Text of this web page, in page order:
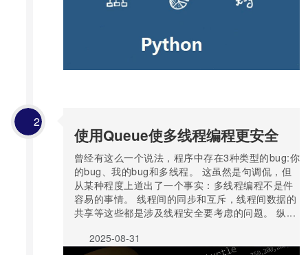
2
使用Queue使多线程编程更安全
曾经有这么一个说法，程序中存在3种类型的bug:你
的bug、我的bug和多线程。 这虽然是句调侃，但
从某种程度上道出了一个事实：多线程编程不是件
容易的事情。 线程间的同步和互斥，线程间数据的
共享等这些都是涉及线程安全要考虑的问题。 纵...
2025-08-31